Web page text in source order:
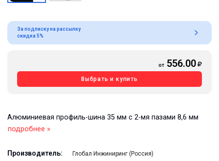
За подписку на рассылку
скидка 5%
от 556.00
Выбрать и купить
Алюминиевая профиль-шина 35 мм с 2-мя пазами 8,6 мм
подробнее »
Производитель: Глобал Инжиниринг (Россия)